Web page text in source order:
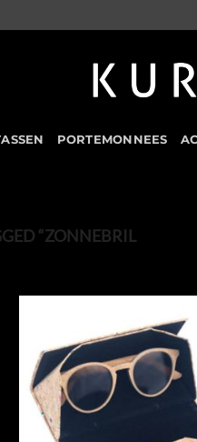
PORTEMONNEES
“ZONNEBRIL